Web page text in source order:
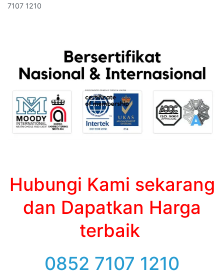
7107 1210
Hubungi Kami sekarang
dan Dapatkan Harga
terbaik
0852 7107 1210